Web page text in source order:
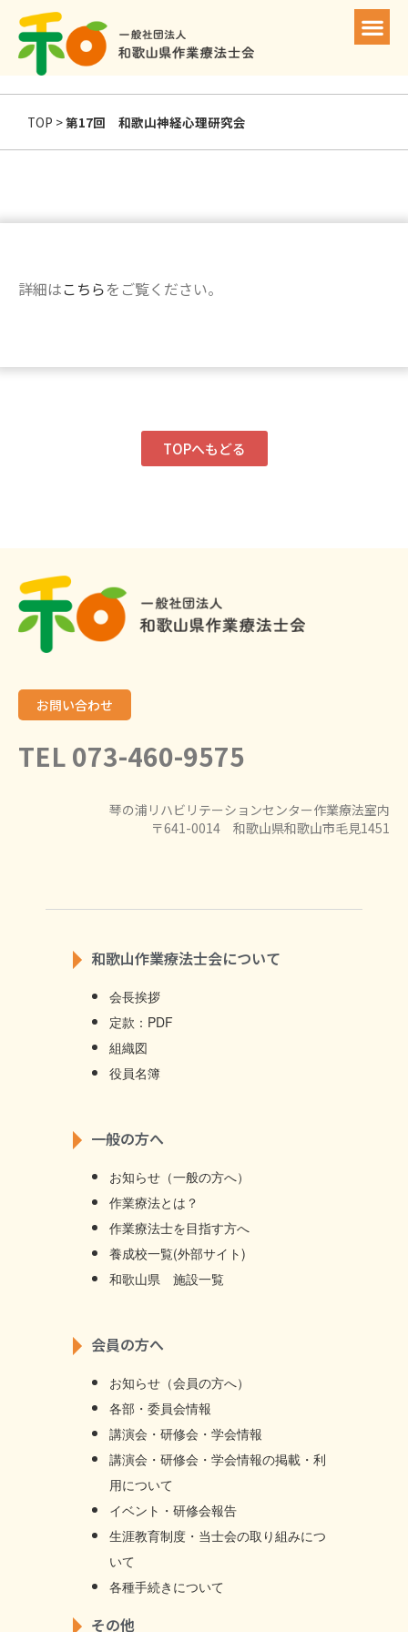
TOP >第17回 和歌山神経心理研究会
詳細はこちらをご覧ください。
TOPへもどる
お問い合わせ
TEL 073-460-9575
琴の浦リハビリテーションセンター作業療法室内
〒641-0014 和歌山県和歌山市毛見1451
和歌山作業療法士会について
会長挨拶
定款：PDF
組織図
役員名簿
一般の方へ
お知らせ（一般の方へ）
作業療法とは？
作業療法士を目指す方へ
養成校一覧(外部サイト)
和歌山県 施設一覧
会員の方へ
お知らせ（会員の方へ）
各部・委員会情報
講演会・研修会・学会情報
講演会・研修会・学会情報の掲載・利
用について
イベント・研修会報告
生涯教育制度・当士会の取り組みにつ
いて
各種手続きについて
その他